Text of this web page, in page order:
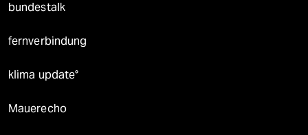
bundestalk
fernverbindung
klima update°
Mauerecho